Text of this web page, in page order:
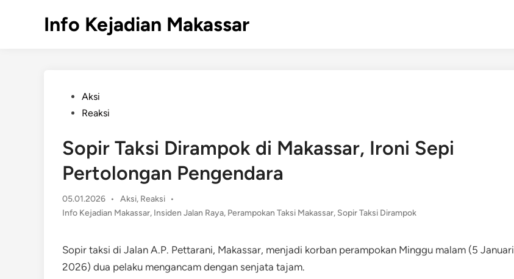
Info Kejadian Makassar
PostedAksi
Reaksi
Sopir Taksi Dirampok di Makassar, Ironi Sepi
Pertolongan Pengendara
05.01.2026 •
Posted
in
Aksi, Reaksi
•
Info Kejadian Makassar, Insiden Jalan Raya, Perampokan Taksi Makassar, Sopir Taksi Dirampok
Sopir taksi di Jalan A.P. Pettarani, Makassar, menjadi korban perampokan Minggu malam (5 Januari
2026) dua pelaku mengancam dengan senjata tajam.